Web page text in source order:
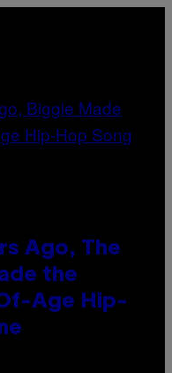
Ago, The
the
Age Hip-